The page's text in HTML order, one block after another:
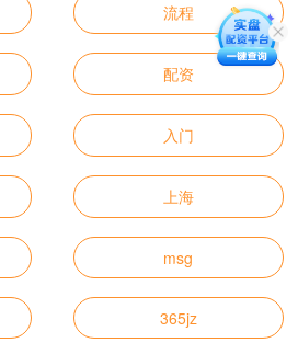
流程
配资
入门
上海
msg
365jz